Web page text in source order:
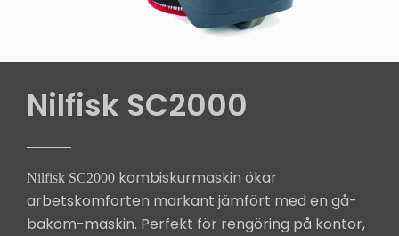
Nilfisk SC2000
Nilfisk SC2000 kombiskurmaskin ökar
arbetskomforten markant jämfört med en gå-
bakom-maskin. Perfekt för rengöring på kontor,